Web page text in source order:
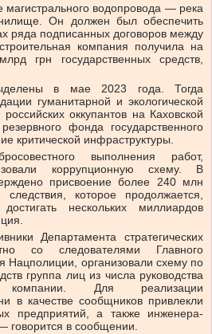
магистрального водопровода — река
Он должен был обеспечить
ряда подписанных договоров между
компания получила на
грн государственных средств,
в мае 2023 года. Тогда
гуманитарной и экологической
оккупантов на Каховской
фонда государственного
критической инфраструктуры.
выполнения работ,
коррупционную схему. В
присвоение более 240 млн
которое продолжается,
нескольких миллиардов
Департамента стратегических
со следователями Главного
Нацполиции, организовали схему по
группа лиц из числа руководства
компании. Для реализации
в качестве сообщников привлекли
предприятий, а также инженера-
говорится в сообщении.